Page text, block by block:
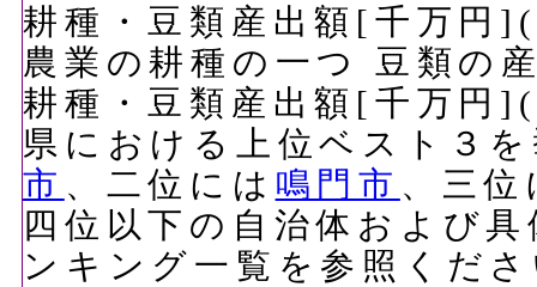
耕種・豆類産出額[千万円
農業の耕種の一つ 豆類の
耕種・豆類産出額[千万円
県における上位ベスト３
市 、二位には 鳴門市 、三位
四位以下の自治体および
ンキング一覧を参照くだ